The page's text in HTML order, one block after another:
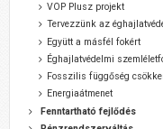
VOP Plusz projekt
Tervezzünk az
Együtt a másfél fokért
Éghajlatvédelmi
Fosszilis függőség
Energiaátmenet
Fenntartható fejlődés